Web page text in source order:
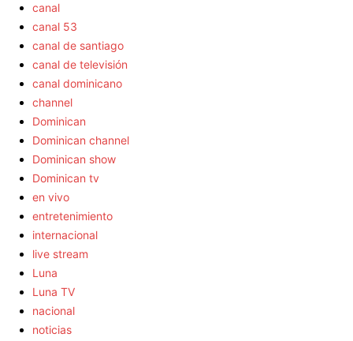
canal
canal 53
canal de santiago
canal de televisión
canal dominicano
channel
Dominican
Dominican channel
Dominican show
Dominican tv
en vivo
entretenimiento
internacional
live stream
Luna
Luna TV
nacional
noticias